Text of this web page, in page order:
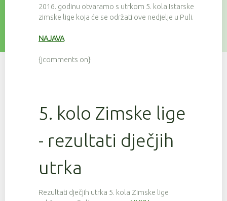
2016. godinu otvaramo s utrkom 5. kola Istarske
zimske lige koja će se održati ove nedjelje u Puli.
NAJAVA
{jcomments on}
5. kolo Zimske lige
- rezultati dječjih
utrka
Rezultati dječjih utrka 5. kola Zimske lige